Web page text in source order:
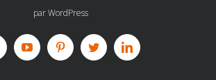
parWordPress
FacebookYouTube PinterestTwitterLinkedin